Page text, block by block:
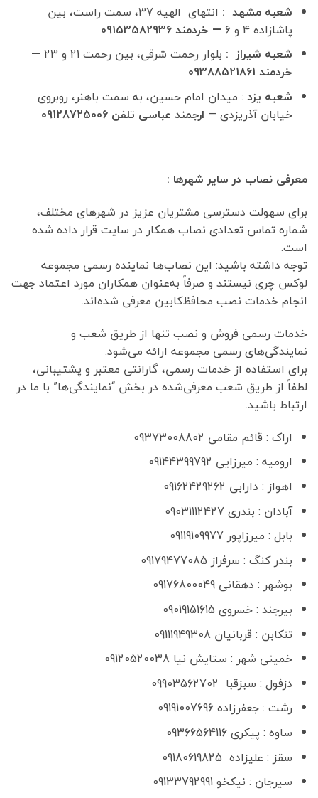
شعبه مشهد :
انتهای الهیه 37، سمت راست، بین
پاشازاده 4 و 6
— خردمند 09153582936
شعبه شیراز : بلوار رحمت شرقی، بین رحمت 21 و 23
—
خردمند 09388521861
شعبه یزد: میدان امام حسین، به سمت باهنر، روبروی
خیابان آذریزدی — ارجمند عباسی تلفن 09128725006
معرفی نصاب در سایر شهرها :
برای سهولت دسترسی مشتریان عزیز در شهرهای مختلف،
شماره تماس تعدادی نصاب همکار در سایت قرار داده شده
است.
توجه داشته باشید: این نصاب‌ها نماینده رسمی مجموعه
لوکس چری نیستند و صرفاً به‌عنوان همکاران مورد اعتماد جهت
انجام خدمات نصب محافظ‌کابین معرفی شده‌اند.
خدمات رسمی فروش و نصب تنها از طریق شعب و
نمایندگی‌های رسمی مجموعه ارائه می‌شود.
برای استفاده از خدمات رسمی، گارانتی معتبر و پشتیبانی،
لطفاً از طریق شعب معرفی‌شده در بخش “نمایندگی‌ها” با ما در
ارتباط باشید.
اراک : قائم مقامی 09373008802
ارومیه : میرزایی 09144399792
اهواز : دارابی 09162429262
آبادان : بندری 09031112427
بابل : میرزاپور 09119109977
بندر کنگ : سرفراز 09179477085
بوشهر : دهقانی 09176800049
بیرجند : خسروی 09019151615
تنکابن : قربانیان 09111949308
خمینی شهر : ستایش نیا 09120520038
دزفول : سبزقبا 09903562702
رشت : جعفرزاده 09191007696
ساوه : پیکری 09366564116
سقز : علیزاده 09180619825
سیرجان : نیکخو 09133792991